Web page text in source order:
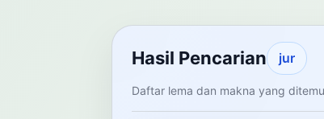
Hasil
Temukan lema Jawa dan
Hasil Pencarian jur
Daftar lema dan makna yang